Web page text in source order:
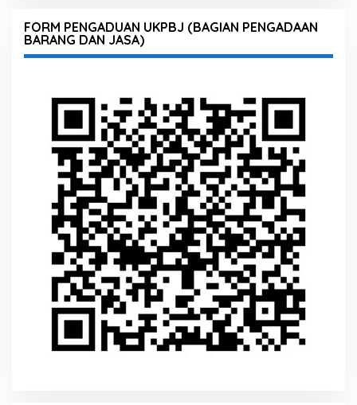
FORM PENGADUAN UKPBJ (BAGIAN PENGADAAN
BARANG DAN JASA)